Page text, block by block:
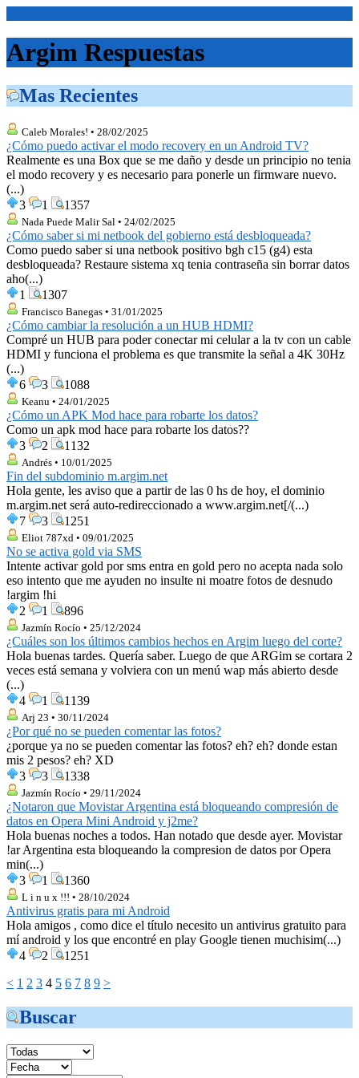
Argim Respuestas
Mas Recientes
Caleb Morales! • 28/02/2025
¿Cómo puedo activar el modo recovery en un Android TV?
Realmente es una Box que se me daño y desde un principio no tenia
el modo recovery y es necesario para ponerle un firmware nuevo.
(...)
3
1 1357
Nada Puede Malir Sal • 24/02/2025
¿Cómo saber si mi netbook del gobierno está desbloqueada?
Como puedo saber si una netbook positivo bgh c15 (g4) esta
desbloqueada? Restaure sistema xq tenia contraseña sin borrar datos
aho(...)
1
1307
Francisco Banegas • 31/01/2025
¿Cómo cambiar la resolución a un HUB HDMI?
Compré un HUB para poder conectar mi celular a la tv con un cable
HDMI y funciona el problema es que transmite la señal a 4K 30Hz
(...)
6
3 1088
Keanu • 24/01/2025
¿Cómo un APK Mod hace para robarte los datos?
Como un apk mod hace para robarte los datos??
3
2 1132
Andrés • 10/01/2025
Fin del subdominio m.argim.net
Hola gente, les aviso que a partir de las 0 hs de hoy, el dominio
m.argim.net será auto-redireccionado a www.argim.net[/(...)
7
3 1251
Eliot 787xd • 09/01/2025
No se activa gold via SMS
Intente activar gold por sms entra en gold pero no acepta nada solo
eso intento que me ayuden no insulte ni moatre fotos de desnudo
!argim !hi
2
1 896
Jazmín Rocío • 25/12/2024
¿Cuáles son los últimos cambios hechos en Argim luego del corte?
Hola buenas tardes. Quería saber. Luego de que ARGim se cortara 2
veces está semana y volviera con un menú wap más abierto desde
(...)
4
1 1139
Arj 23 • 30/11/2024
¿Por qué no se pueden comentar las fotos?
¿porque ya no se pueden comentar las fotos? eh? eh? donde estan
mis 2 pesos? eh? XD
3
3 1338
Jazmín Rocío • 29/11/2024
¿Notaron que Movistar Argentina está bloqueando compresión de
datos en Opera Mini Android y j2me?
Hola buenas noches a todos. Han notado que desde ayer. Movistar
!ar Argentina esta bloqueando la compresion de datos por Opera
min(...)
3
1 1360
L i n u x !!! • 28/10/2024
Antivirus gratis para mi Android
Hola amigos , como dice el título necesito un antivirus gratuito para
mí android y los que encontré en play Google tienen muchisim(...)
4
2
1251
< 1 2 3 4 5 6 7 8 9 >
Buscar